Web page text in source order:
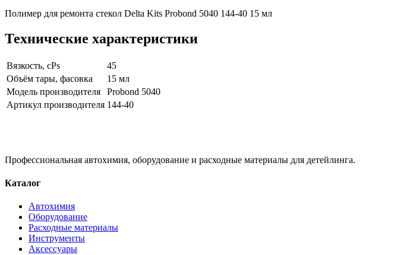
Полимер для ремонта стекол Delta Kits Probond 5040 144-40 15 мл
Технические характеристики
Вязкость, cPs
45
Объём тары, фасовка
15 мл
Модель производителя
Probond 5040
Артикул производителя 144-40
Профессиональная автохимия, оборудование и расходные материалы для детейлинга.
Каталог
Автохимия
Оборудование
Расходные материалы
Инструменты
Аксессуары